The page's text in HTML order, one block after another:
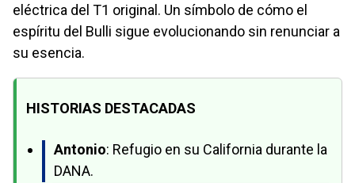
eléctrica del T1 original. Un símbolo de cómo el
espíritu del Bulli sigue evolucionando sin renunciar a
su esencia.
HISTORIAS DESTACADAS
Antonio: Refugio en su California durante la
DANA.